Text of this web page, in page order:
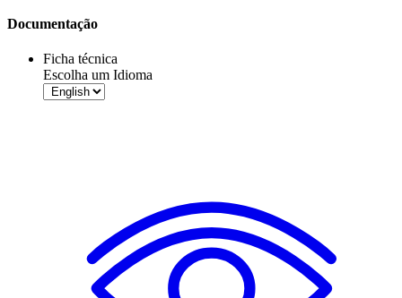
Documentação
Ficha técnica
Escolha um Idioma